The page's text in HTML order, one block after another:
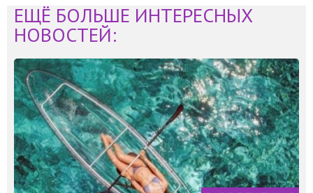
ЕЩЁ БОЛЬШЕ ИНТЕРЕСНЫХ
НОВОСТЕЙ: